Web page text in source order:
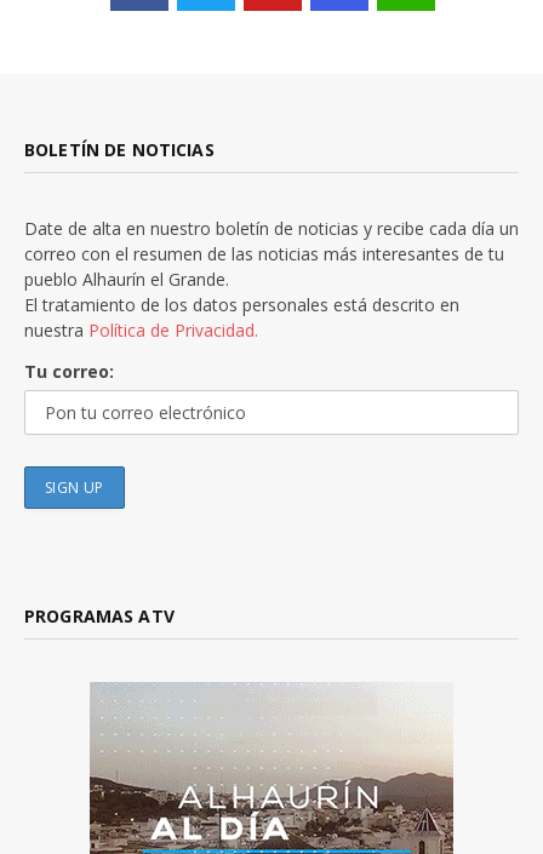
BOLETÍN DE NOTICIAS
Date de alta en nuestro boletín de noticias y recibe cada día un
correo con el resumen de las noticias más interesantes de tu
pueblo Alhaurín el Grande.
El tratamiento de los datos personales está descrito en
nuestra Política de Privacidad.
Tu correo:
PROGRAMAS ATV